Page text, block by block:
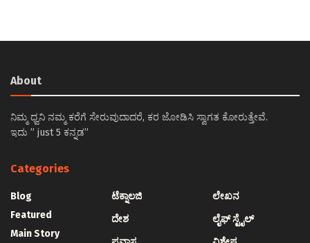
About
ನಿಮ್ಮ ಧ್ವನಿ ನಮ್ಮ ಕರೆಗೆ ಸೇರುವುದಾದರೆ, ಕರ ಜೋಡಿಸಿ ಸ್ವಾಗತ ಕೋರುತ್ತೇವೆ.
ಇದು ” just 5 ಕನ್ನಡ”
Categories
Blog
Featured
Main Story
ಟೆಕ್ನಾಲಜಿ
ದೇಶ
ಲೇಖನ
ಲೈಫ್ ಸ್ಟೈಲ್